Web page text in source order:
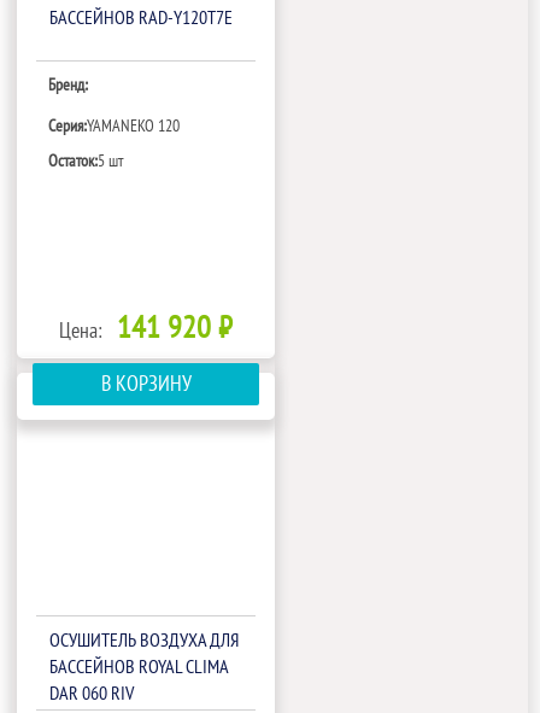
БАССЕЙНОВ RAD-Y120T7E
Бренд:
Серия:YAMANEKO 120
Остаток:5 шт
Цена: 141 920 ₽
В КОРЗИНУ
ОСУШИТЕЛЬ ВОЗДУХА ДЛЯ
БАССЕЙНОВ ROYAL CLIMA
DAR 060 RIV